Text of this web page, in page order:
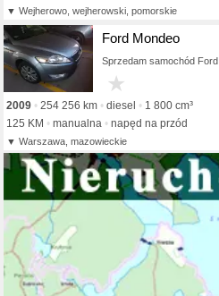
Wejherowo, wejherowski, pomorskie
Ford Mondeo
Sprzedam samochód Ford
2009 254 256 km diesel
1 800 cm³
125 KM
manualna napęd na przód
Warszawa, mazowieckie